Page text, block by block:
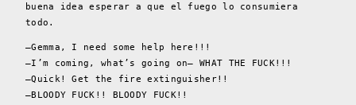
buena idea esperar a que el fuego lo consumiera
todo.
–Gemma, I need some help here!!!
–I’m coming, what’s going on– WHAT THE FUCK!!!
–Quick! Get the fire extinguisher!!
–BLOODY FUCK!! BLOODY FUCK!!